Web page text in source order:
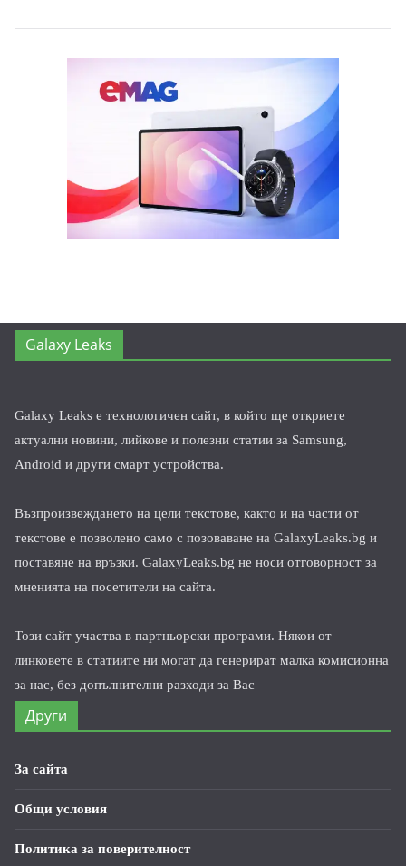
Galaxy Leaks
Galaxy Leaks е технологичен сайт, в който ще откриете
актуални новини, лийкове и полезни статии за Samsung,
Android и други смарт устройства.
Възпроизвеждането на цели текстове, както и на части от
текстове е позволено само с позоваване на GalaxyLeaks.bg и
поставяне на връзки. GalaxyLeaks.bg не носи отговорност за
мненията на посетители на сайта.
Този сайт участва в партньорски програми. Някои от
линковете в статиите ни могат да генерират малка комисионна
за нас, без допълнителни разходи за Вас
Други
За сайта
Общи условия
Политика за поверителност